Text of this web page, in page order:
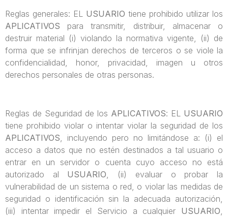
Reglas generales: EL USUARIO tiene prohibido utilizar los
APLICATIVOS para transmitir, distribuir, almacenar o
destruir material (i) violando la normativa vigente, (ii) de
forma que se infrinjan derechos de terceros o se viole la
confidencialidad, honor, privacidad, imagen u otros
derechos personales de otras personas.
Reglas de Seguridad de los APLICATIVOS: EL USUARIO
tiene prohibido violar o intentar violar la seguridad de los
APLICATIVOS, incluyendo pero no limitándose a: (i) el
acceso a datos que no estén destinados a tal usuario o
entrar en un servidor o cuenta cuyo acceso no está
autorizado al USUARIO, (ii) evaluar o probar la
vulnerabilidad de un sistema o red, o violar las medidas de
seguridad o identificación sin la adecuada autorización,
(iii) intentar impedir el Servicio a cualquier USUARIO,